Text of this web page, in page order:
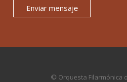
Enviar mensaje
© Orquesta Filarmónica